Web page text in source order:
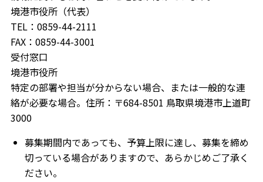
境港市役所（代表）
TEL：0859-44-2111
FAX：0859-44-3001
受付窓口
境港市役所
特定の部署や担当が分からない場合、または一般的な連
絡が必要な場合。住所：〒684-8501 鳥取県境港市上道町
3000
募集期間内であっても、予算上限に達し、募集を締め
切っている場合がありますので、あらかじめご了承く
ださい。